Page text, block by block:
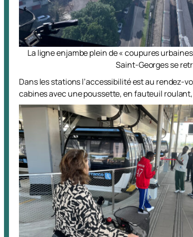
La ligne enjambe plein de « coupures
Saint-Georges se
Dans les stations l’accessibilité est au rendez-
cabines avec une poussette, en fauteuil